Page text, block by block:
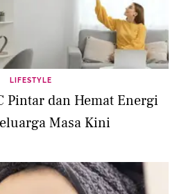
LIFESTYLE
Pintar dan Hemat Energi
Masa Kini